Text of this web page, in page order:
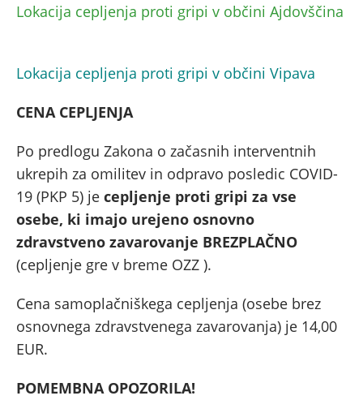
Lokacija cepljenja proti gripi v občini Ajdovščina
Lokacija cepljenja proti gripi v občini Vipava
CENA CEPLJENJA
Po predlogu Zakona o začasnih interventnih
ukrepih za omilitev in odpravo posledic COVID-
19 (PKP 5) je cepljenje proti gripi za vse
osebe, ki imajo urejeno osnovno
zdravstveno zavarovanje BREZPLAČNO
(cepljenje gre v breme OZZ ).
Cena samoplačniškega cepljenja (osebe brez
osnovnega zdravstvenega zavarovanja) je 14,00
EUR.
POMEMBNA OPOZORILA!